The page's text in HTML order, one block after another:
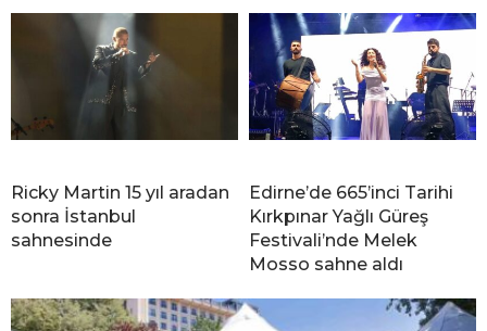
Ricky Martin 15 yıl aradan
sonra İstanbul
sahnesinde
Edirne’de 665’inci Tarihi
Kırkpınar Yağlı Güreş
Festivali’nde Melek
Mosso sahne aldı